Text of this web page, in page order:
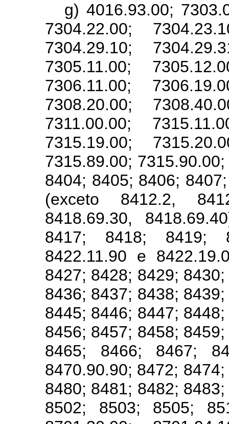
g) 4016.93.00;
7304.22.00;
7304.29.10;
7305.11.00;
7306.11.00;
7308.20.00;
7311.00.00;
7315.19.00;
7315.89.00;
8404; 8405; 8406;
(exceto 8412.2,
8418.69.30,
8417; 8418; 8419;
8422.11.90 e
8427; 8428; 8429;
8436; 8437; 8438;
8445; 8446; 8447;
8456; 8457; 8458;
8465; 8466; 8467;
8470.90.90; 8472;
8480; 8481; 8482;
8502; 8503; 8505;